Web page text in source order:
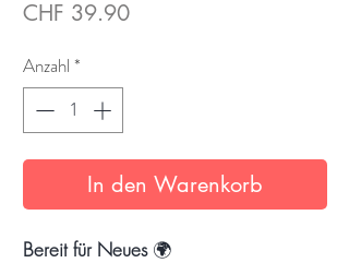
CHF 39.90Preis
Anzahl *
In den Warenkorb
Bereit für Neues 🌍